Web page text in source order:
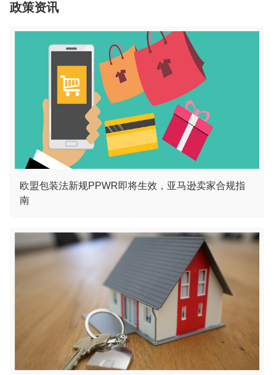
政策资讯
欧盟包装法新规PPWR即将生效，亚马逊卖家合规指
南